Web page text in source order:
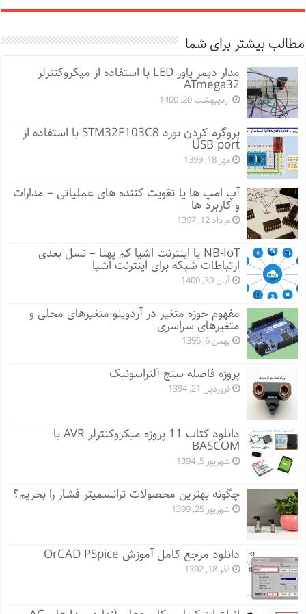
مطالب بیشتر برای شما
مدار دیمر پاور LED با استفاده از میکروکنترلر
ATmega32
اردیبهشت 20, 1400
پروگرم کردن بورد STM32F103C8 با استفاده از
USB port
مهر 18, 1399
آپ امپ ها یا تقویت کننده های عملیاتی – مدارات
و کاربرد ها
مرداد 12, 1397
NB-IoT یا اینترنت اشیا کم پهنا – نسل بعدی
ارتباطات شبکه برای اینترنت اشیا
آبان 30, 1400
مفهوم حوزه متغیر در آردوینو-متغیرهای محلی و
متغیرهای سراسری
بهمن 6, 1396
پروژه فاصله سنج آلتراسونیک
فروردین 21, 1394
دانلود کتاب 11 پروژه میکروکنترلر AVR با
BASCOM
شهریور 5, 1394
چگونه بهترین محصولات ترانسمیتر فشار را بخریم؟
شهریور 25, 1399
دانلود مرجع کامل آموزش OrCAD PSpice
آذر 18, 1392